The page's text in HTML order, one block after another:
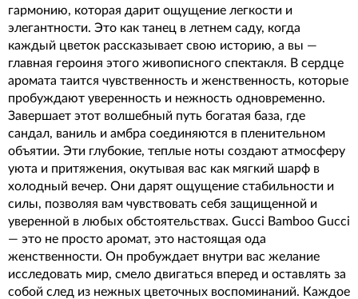
гармонию, которая дарит ощущение легкости и
элегантности. Это как танец в летнем саду, когда
каждый цветок рассказывает свою историю, а вы —
главная героиня этого живописного спектакля. В сердце
аромата таится чувственность и женственность, которые
пробуждают уверенность и нежность одновременно.
Завершает этот волшебный путь богатая база, где
сандал, ваниль и амбра соединяются в пленительном
объятии. Эти глубокие, теплые ноты создают атмосферу
уюта и притяжения, окутывая вас как мягкий шарф в
холодный вечер. Они дарят ощущение стабильности и
силы, позволяя вам чувствовать себя защищенной и
уверенной в любых обстоятельствах. Gucci Bamboo Gucci
— это не просто аромат, это настоящая ода
женственности. Он пробуждает внутри вас желание
исследовать мир, смело двигаться вперед и оставлять за
собой след из нежных цветочных воспоминаний. Каждое